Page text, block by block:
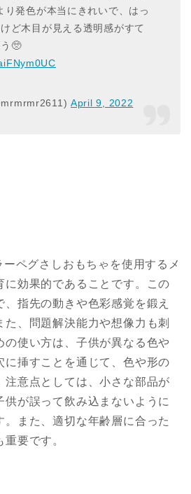
り発色が本当にきれいで、はっ
ど木目が見える透明感がすて
🥺
April 9, 2022
ペグさしおもちゃを使用するメ
に効果的であることです。この
指先の動きや色彩感覚を鍛え
た、問題解決能力や想像力も刺
の使い方は、子供が異なる色や
に挿すことを通じて、色や形の
注意点としては、小さな部品が
供が誤って飲み込まないように
。また、適切な年齢層に合った
要です。